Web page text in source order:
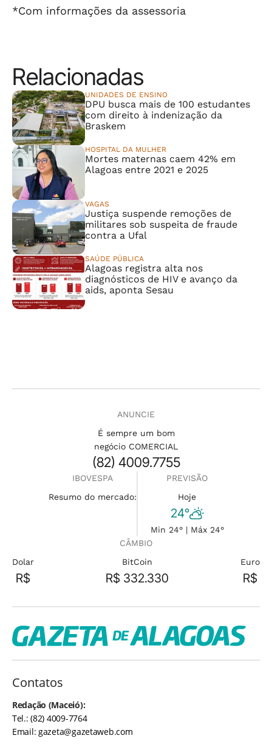
*Com informações da assessoria
Relacionadas
UNIDADES DE ENSINO
DPU busca mais de 100 estudantes
com direito à indenização da
Braskem
HOSPITAL DA MULHER
Mortes maternas caem 42% em
Alagoas entre 2021 e 2025
VAGAS
Justiça suspende remoções de
militares sob suspeita de fraude
contra a Ufal
SAÚDE PÚBLICA
Alagoas registra alta nos
diagnósticos de HIV e avanço da
aids, aponta Sesau
ANUNCIE
É sempre um bom
negócio COMERCIAL
(82) 4009.7755
IBOVESPA
Resumo do mercado:
PREVISÃO
Hoje
24°
Min 24° | Máx 24°
CÂMBIO
Dolar
R$
BitCoin
R$ 332.330
Euro
R$
Contatos
Redação (Maceió):
Tel.: (82) 4009-7764
Email:gazeta@gazetaweb.com